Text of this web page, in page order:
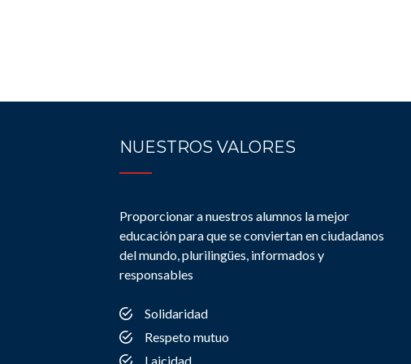
NUESTROS VALORES
Proporcionar a nuestros alumnos la mejor
educación para que se conviertan en ciudadanos
del mundo, plurilingües, informados y
responsables
Solidaridad
Respeto mutuo
Laicidad